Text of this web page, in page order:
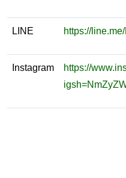
LINE https://
Instagram
https://